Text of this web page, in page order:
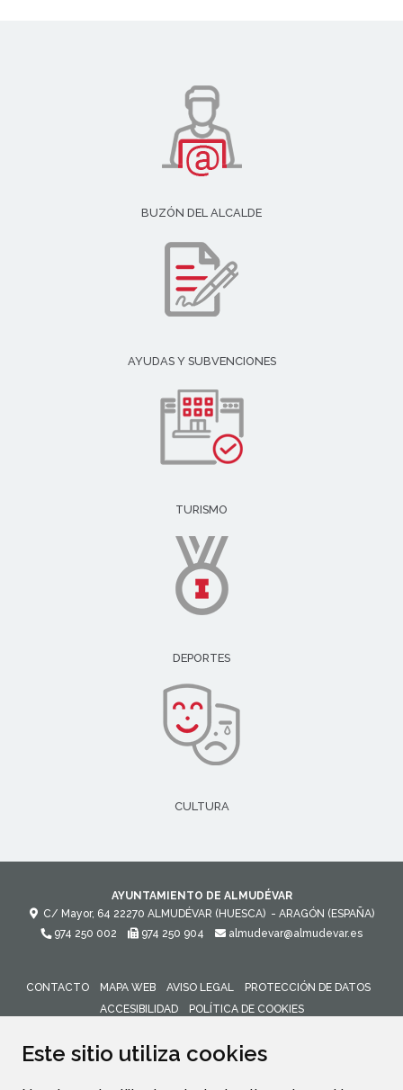
Este sitio utiliza cookies
BUZÓN DEL ALCALDE
AYUDAS Y SUBVENCIONES
TURISMO
DEPORTES
CULTURA
AYUNTAMIENTO DE ALMUDÉVAR
C/ Mayor, 64 22270 ALMUDÉVAR (HUESCA) - ARAGÓN (ESPAÑA)
974 250 002
974 250 904 almudevar@almudevar.es
CONTACTO MAPA WEB AVISO LEGAL
PROTECCIÓN DE DATOS
ACCESIBILIDAD
POLÍTICA DE COOKIES